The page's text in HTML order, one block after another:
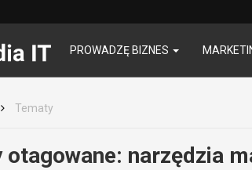
PROWADZĘ BIZNES
Tematy
otagowane: narzędzia